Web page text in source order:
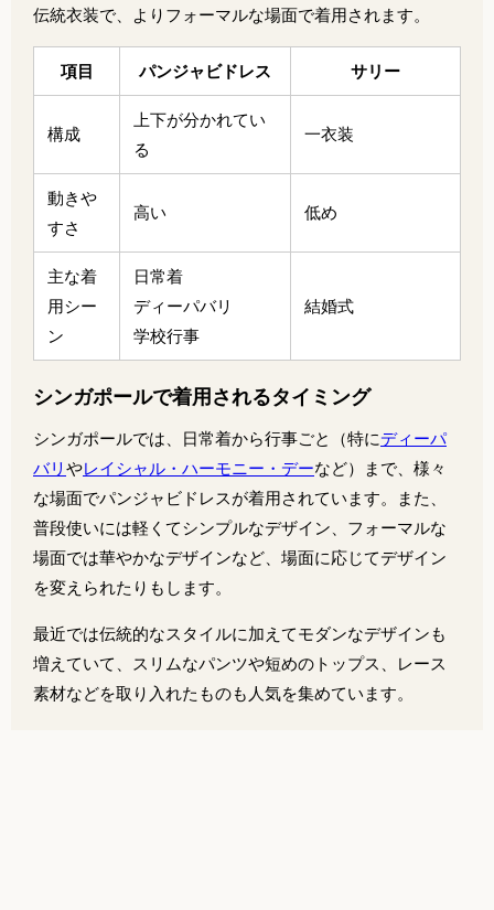
伝統衣装で、よりフォーマルな場面で着用されます。
項目 パンジャビドレス サリー
構成
上下が分かれてい
る
一衣装
動きや
すさ
高い 低め
主な着
用シー
ン
日常着
ディーパバリ
学校行事
結婚式
シンガポールで着用されるタイミング
シンガポールでは、日常着から行事ごと（特にディーパ
バリ やレイシャル・ハーモニー・デーなど）まで、様々
な場面でパンジャビドレスが着用されています。また、
普段使いには軽くてシンプルなデザイン、フォーマルな
場面では華やかなデザインなど、場面に応じてデザイン
を変えられたりもします。
最近では伝統的なスタイルに加えてモダンなデザインも
増えていて、スリムなパンツや短めのトップス、レース
素材などを取り入れたものも人気を集めています。